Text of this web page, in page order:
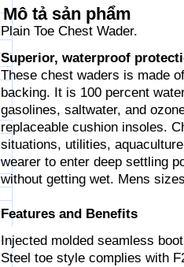
Mô tả sản phẩm
Plain Toe Chest Wader.
Superior, waterproof
These chest waders is made
backing. It is 100 percent
gasolines, saltwater, and
replaceable cushion insoles.
situations, utilities,
wearer to enter deep settling
without getting wet. Mens
Features and Benefits
Injected molded seamless
Steel toe style complies with